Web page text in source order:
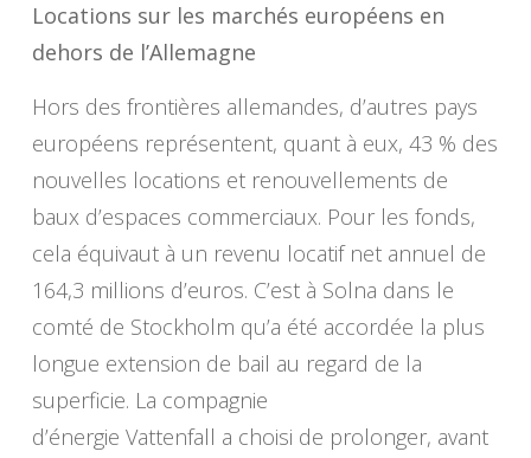
Locations sur les marchés européens en
dehors de l’Allemagne
Hors des frontières allemandes, d’autres pays
européens représentent, quant à eux, 43 % des
nouvelles locations et renouvellements de
baux d’espaces commerciaux. Pour les fonds,
cela équivaut à un revenu locatif net annuel de
164,3 millions d’euros. C’est à Solna dans le
comté de Stockholm qu’a été accordée la plus
longue extension de bail au regard de la
superficie. La compagnie
d’énergie Vattenfall a choisi de prolonger, avant